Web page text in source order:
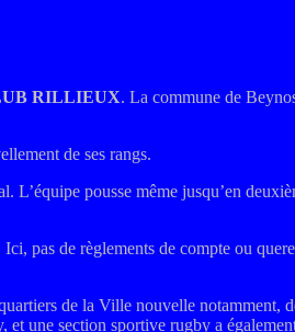
RILLIEUX. La commune de
de ses rangs.
pousse même jusqu’en
pas de règlements de compte ou
de la Ville nouvelle notamment,
et une section sportive rugby a